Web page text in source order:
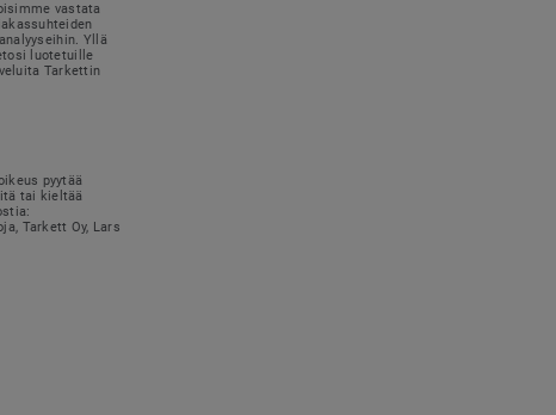
vastata
Yllä
luotetuille
Tarkettin
pyytää
tai kieltää
Tarkett Oy, Lars